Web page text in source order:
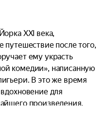
XXI века,
путешествие после того,
ему украсть
комедии», написанную
В это же время
для
произведения.
связывает